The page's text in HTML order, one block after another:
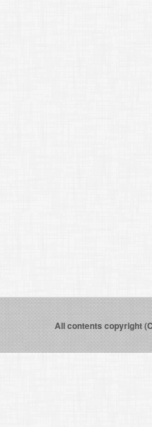
All contents copyright